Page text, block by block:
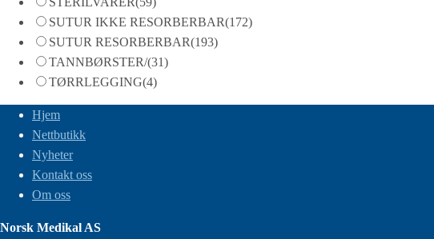
SUTUR IKKE RESORBERBAR(172)
SUTUR RESORBERBAR(193)
TANNBØRSTER/(31)
TØRRLEGGING(4)
Hjem
Nettbutikk
Nyheter
Kontakt oss
Om oss
Norsk Medikal AS